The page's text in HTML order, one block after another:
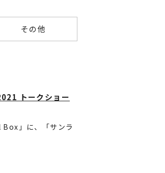
その他
トークショー
」に、「サンラ
お届けする夢の祭